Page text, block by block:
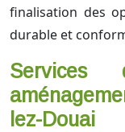
finalisation des
durable et
Services
lez-Douai